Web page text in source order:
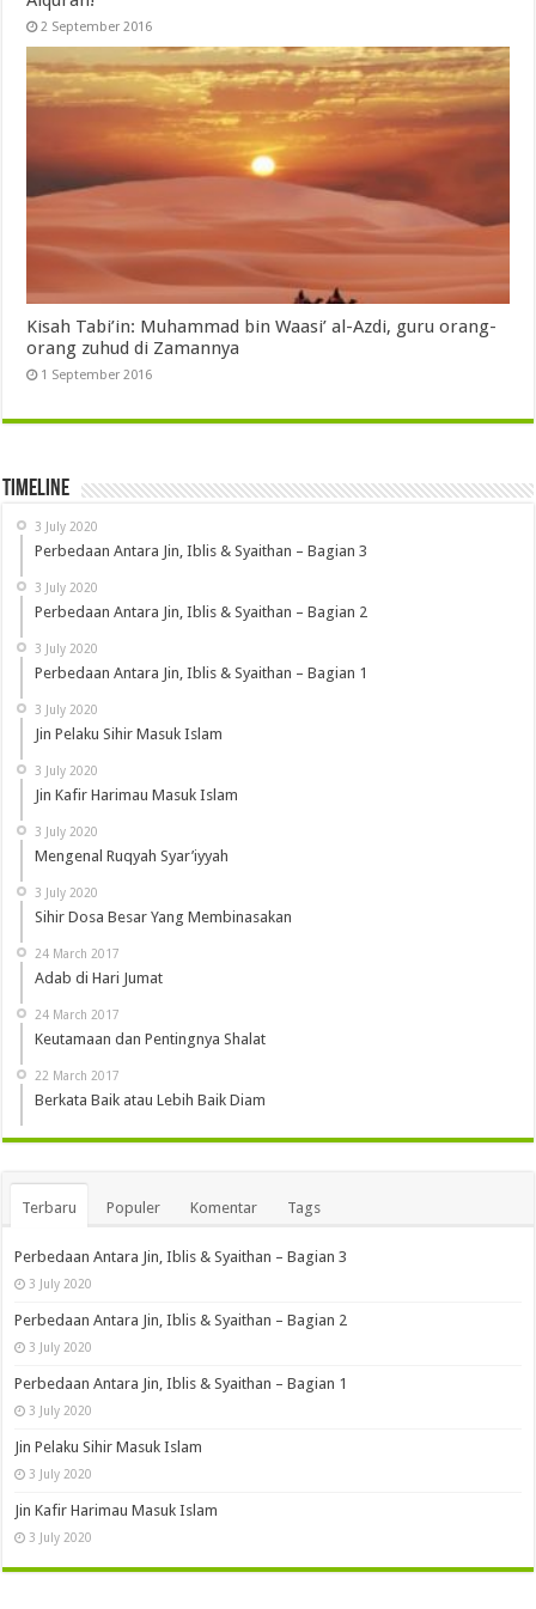
2 September 2016
Kisah Tabi’in: Muhammad bin Waasi’ al-Azdi, guru orang-
orang zuhud di Zamannya
1 September 2016
Timeline
3 July 2020
Perbedaan Antara Jin, Iblis & Syaithan – Bagian 3
3 July 2020
Perbedaan Antara Jin, Iblis & Syaithan – Bagian 2
3 July 2020
Perbedaan Antara Jin, Iblis & Syaithan – Bagian 1
3 July 2020
Jin Pelaku Sihir Masuk Islam
3 July 2020
Jin Kafir Harimau Masuk Islam
3 July 2020
Mengenal Ruqyah Syar’iyyah
3 July 2020
Sihir Dosa Besar Yang Membinasakan
24 March 2017
Adab di Hari Jumat
24 March 2017
Keutamaan dan Pentingnya Shalat
22 March 2017
Berkata Baik atau Lebih Baik Diam
Terbaru Populer Komentar Tags
Perbedaan Antara Jin, Iblis & Syaithan – Bagian 3
3 July 2020
Perbedaan Antara Jin, Iblis & Syaithan – Bagian 2
3 July 2020
Perbedaan Antara Jin, Iblis & Syaithan – Bagian 1
3 July 2020
Jin Pelaku Sihir Masuk Islam
3 July 2020
Jin Kafir Harimau Masuk Islam
3 July 2020